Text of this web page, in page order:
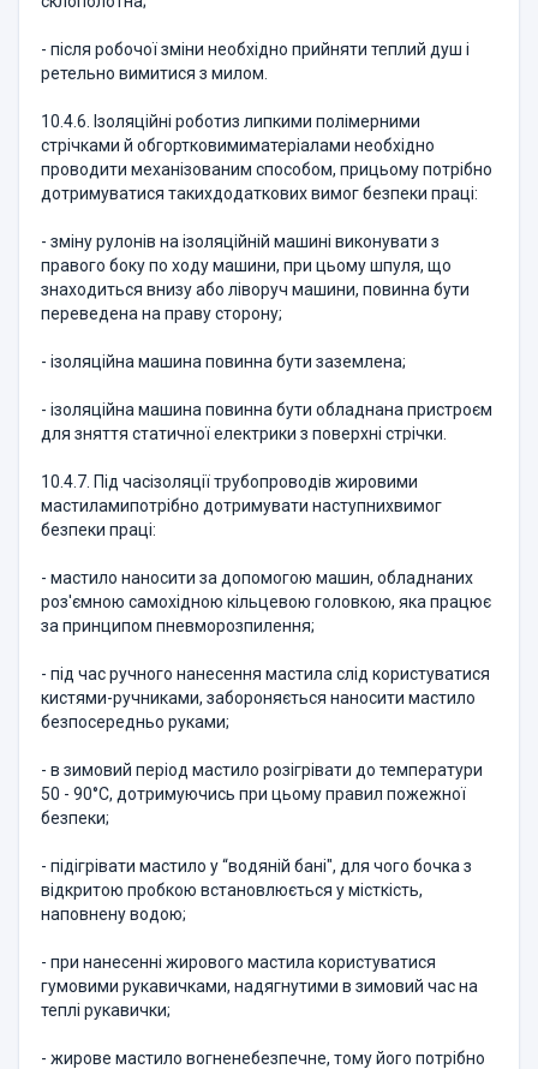
- після робочої зміни необхідно прийняти теплий душ і
ретельно вимитися з милом.
10.4.6. Ізоляційні роботиз липкими полімерними
стрічками й обгортковимиматеріалами необхідно
проводити механізованим способом, прицьому потрібно
дотримуватися такихдодаткових вимог безпеки праці:
- зміну рулонів на ізоляційній машині виконувати з
правого боку по ходу машини, при цьому шпуля, що
знаходиться внизу або ліворуч машини, повинна бути
переведена на праву сторону;
- ізоляційна машина повинна бути заземлена;
- ізоляційна машина повинна бути обладнана пристроєм
для зняття статичної електрики з поверхні стрічки.
10.4.7. Під часізоляції трубопроводів жировими
мастиламипотрібно дотримувати наступнихвимог
безпеки праці:
- мастило наносити за допомогою машин, обладнаних
роз'ємною самохідною кільцевою головкою, яка працює
за принципом пневморозпилення;
- під час ручного нанесення мастила слід користуватися
кистями-ручниками, забороняється наносити мастило
безпосередньо руками;
- в зимовий період мастило розігрівати до температури
50 - 90°С, дотримуючись при цьому правил пожежної
безпеки;
- підігрівати мастило у “водяній бані", для чого бочка з
відкритою пробкою встановлюється у місткість,
наповнену водою;
- при нанесенні жирового мастила користуватися
гумовими рукавичками, надягнутими в зимовий час на
теплі рукавички;
- жирове мастило вогненебезпечне, тому його потрібно